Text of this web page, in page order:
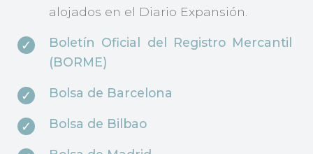
alojados en el Diario Expansión.
Boletín Oficial del Registro Mercantil
(BORME)
Bolsa de Barcelona
Bolsa de Bilbao